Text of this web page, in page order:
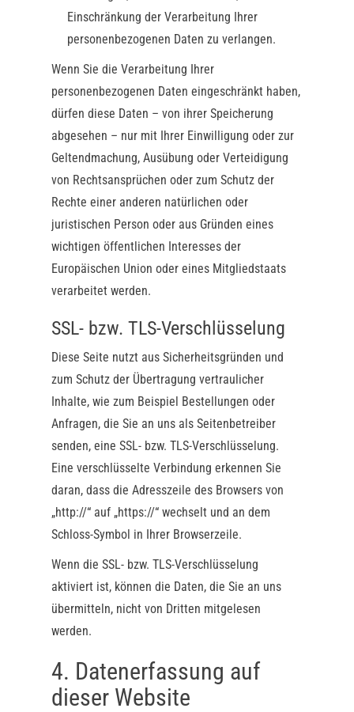
Einschränkung der Verarbeitung Ihrer
personenbezogenen Daten zu verlangen.
Wenn Sie die Verarbeitung Ihrer
personenbezogenen Daten eingeschränkt haben,
dürfen diese Daten – von ihrer Speicherung
abgesehen – nur mit Ihrer Einwilligung oder zur
Geltendmachung, Ausübung oder Verteidigung
von Rechtsansprüchen oder zum Schutz der
Rechte einer anderen natürlichen oder
juristischen Person oder aus Gründen eines
wichtigen öffentlichen Interesses der
Europäischen Union oder eines Mitgliedstaats
verarbeitet werden.
SSL- bzw. TLS-Verschlüsselung
Diese Seite nutzt aus Sicherheitsgründen und
zum Schutz der Übertragung vertraulicher
Inhalte, wie zum Beispiel Bestellungen oder
Anfragen, die Sie an uns als Seitenbetreiber
senden, eine SSL- bzw. TLS-Verschlüsselung.
Eine verschlüsselte Verbindung erkennen Sie
daran, dass die Adresszeile des Browsers von
„http://“ auf „https://“ wechselt und an dem
Schloss-Symbol in Ihrer Browserzeile.
Wenn die SSL- bzw. TLS-Verschlüsselung
aktiviert ist, können die Daten, die Sie an uns
übermitteln, nicht von Dritten mitgelesen
werden.
4. Datenerfassung auf
dieser Website